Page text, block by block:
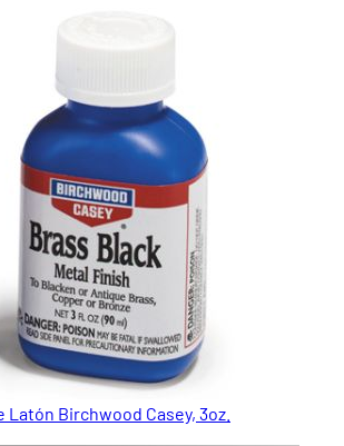
Latón Birchwood Casey, 3oz.